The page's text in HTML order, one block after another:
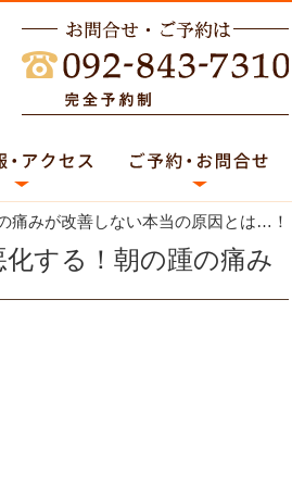
痛みが改善しない本当の原因とは…！
する！朝の踵の痛み